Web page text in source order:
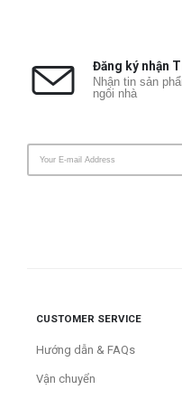
Đăng ký nhận
Nhận tin sản
ngôi nhà
CUSTOMER SERVICE
Hướng dẫn & FAQs
Vận chuyển